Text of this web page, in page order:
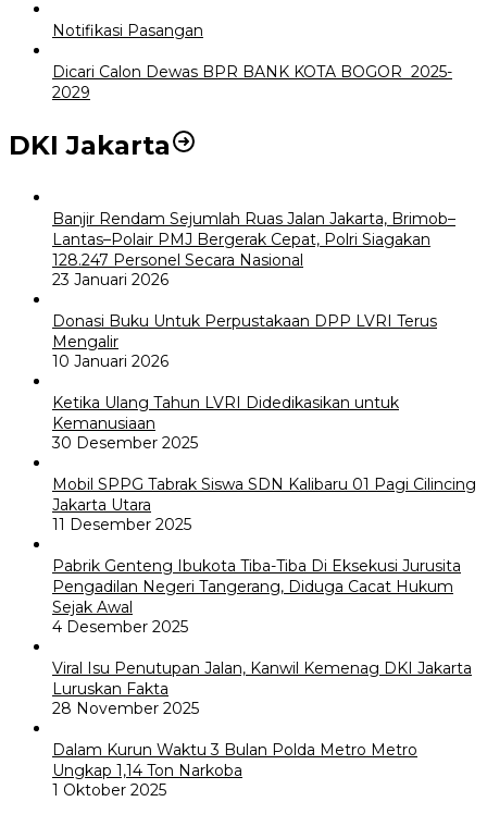
Notifikasi Pasangan
Dicari Calon Dewas BPR BANK KOTA BOGOR 2025-
2029
DKI Jakarta
Banjir Rendam Sejumlah Ruas Jalan Jakarta, Brimob–
Lantas–Polair PMJ Bergerak Cepat, Polri Siagakan
128.247 Personel Secara Nasional
23 Januari 2026
Donasi Buku Untuk Perpustakaan DPP LVRI Terus
Mengalir
10 Januari 2026
Ketika Ulang Tahun LVRI Didedikasikan untuk
Kemanusiaan
30 Desember 2025
Mobil SPPG Tabrak Siswa SDN Kalibaru 01 Pagi Cilincing
Jakarta Utara
11 Desember 2025
Pabrik Genteng Ibukota Tiba-Tiba Di Eksekusi Jurusita
Pengadilan Negeri Tangerang, Diduga Cacat Hukum
Sejak Awal
4 Desember 2025
Viral Isu Penutupan Jalan, Kanwil Kemenag DKI Jakarta
Luruskan Fakta
28 November 2025
Dalam Kurun Waktu 3 Bulan Polda Metro Metro
Ungkap 1,14 Ton Narkoba
1 Oktober 2025